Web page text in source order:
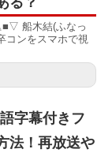
木結(ふなっ
コンをスマホで視
字幕付きフ
法！再放送や